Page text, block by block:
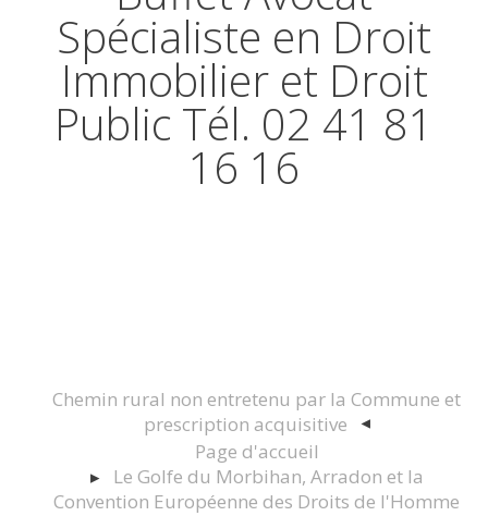
Spécialiste en Droit
Immobilier et Droit
Public Tél. 02 41 81
16 16
Chemin rural non entretenu par la Commune et
prescription acquisitive
Page d'accueil
Le Golfe du Morbihan, Arradon et la
Convention Européenne des Droits de l'Homme